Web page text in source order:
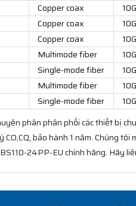
Copper coax 10G
Copper coax 10G
Copper coax 10G
Multimode fiber 10G
Single-mode fiber 10G
Multimode fiber 10G
Single-mode fiber 10G
phân phân phối các thiết bị
bảo hành 1 năm. Chúng
24PP-EU chính hãng. Hãy